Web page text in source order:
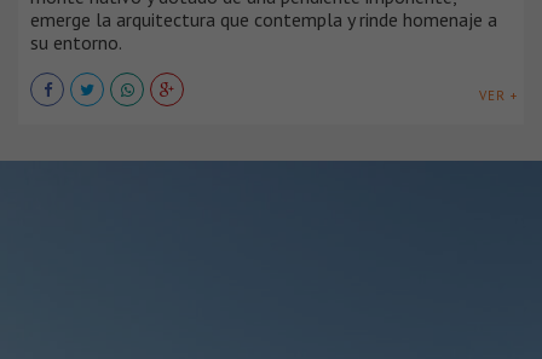
emerge la arquitectura que contempla y rinde homenaje a
su entorno.
VER +